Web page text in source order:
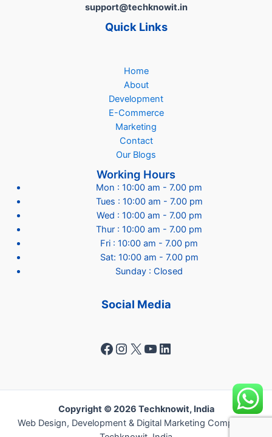
support@techknowit.in
Quick Links
Home
About
Development
E-Commerce
Marketing
Contact
Our Blogs
Working Hours
Mon : 10:00 am - 7.00 pm
Tues : 10:00 am - 7.00 pm
Wed : 10:00 am - 7.00 pm
Thur : 10:00 am - 7.00 pm
Fri : 10:00 am - 7.00 pm
Sat: 10:00 am - 7.00 pm
Sunday : Closed
Social Media
Facebook
Instagram
X YouTube
LinkedIn
Copyright © 2026 Techknowit, India
Web Design, Development & Digital Marketing Company -